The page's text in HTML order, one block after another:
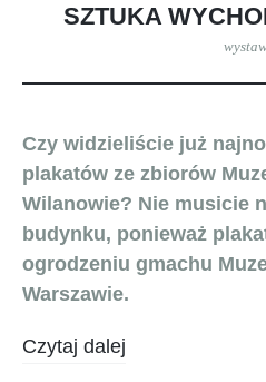
SZTUKA
Czy widzieliście już
plakatów ze zbiorów
Wilanowie? Nie musicie
budynku, ponieważ
ogrodzeniu gmachu
Warszawie.
Czytaj dalej